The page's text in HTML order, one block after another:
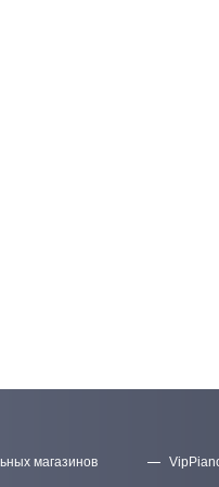
магазинов